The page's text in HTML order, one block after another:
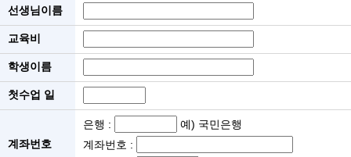
선생님이름
교육비
학생이름
첫수업 일
계좌번호
은행 :
예) 국민은행
계좌번호 :